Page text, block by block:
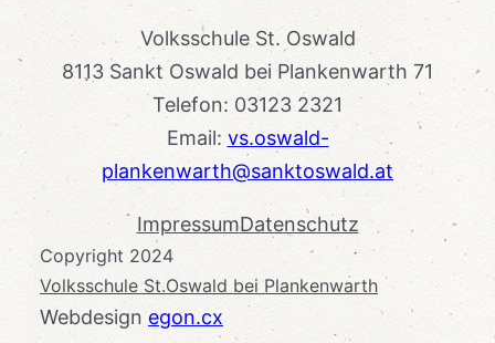
Volksschule St. Oswald
8113 Sankt Oswald bei Plankenwarth 71
Telefon: 03123 2321
Email: vs.oswald-
plankenwarth@sanktoswald.at
ImpressumDatenschutz
Copyright 2024
Volksschule St.Oswald bei Plankenwarth
Webdesign egon.cx